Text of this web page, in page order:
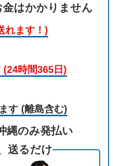
金はかかりません
れます！)
(24時間365日)
す (離島含む)
縄のみ発払い
送るだけ